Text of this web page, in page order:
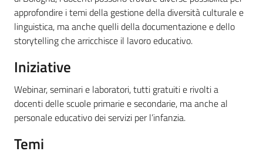
approfondire i temi della gestione della diversità culturale e
linguistica, ma anche quelli della documentazione e dello
storytelling che arricchisce il lavoro educativo.
Iniziative
Webinar, seminari e laboratori, tutti gratuiti e rivolti a
docenti delle scuole primarie e secondarie, ma anche al
personale educativo dei servizi per l’infanzia.
Temi